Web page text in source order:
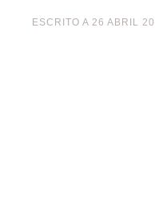
ESCRITO A 26 ABRIL